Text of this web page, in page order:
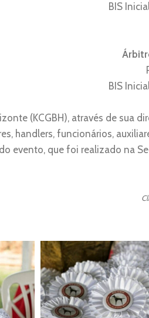
BIS
BIS
(KCGBH), através de sua
handlers, funcionários,
evento, que foi realizado na